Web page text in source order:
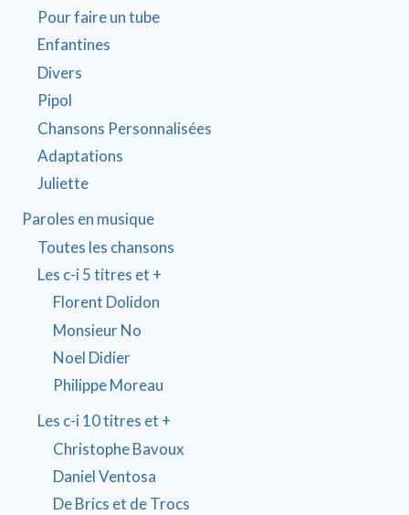
Pour faire un tube
Enfantines
Divers
Pipol
Chansons Personnalisées
Adaptations
Juliette
Paroles en musique
Toutes les chansons
Les c-i 5 titres et +
Florent Dolidon
Monsieur No
Noel Didier
Philippe Moreau
Les c-i 10 titres et +
Christophe Bavoux
Daniel Ventosa
De Brics et de Trocs